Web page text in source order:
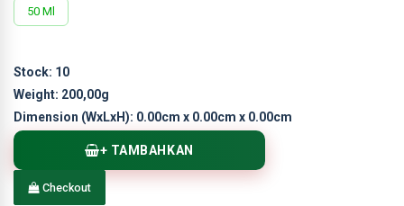
50 Ml
Stock: 10
Weight: 200,00g
Dimension (WxLxH): 0.00cm x 0.00cm x 0.00cm
+ TAMBAHKAN
Checkout